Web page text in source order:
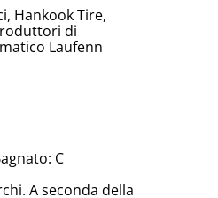
Hankook Tire,
di
Laufenn
C
A seconda della